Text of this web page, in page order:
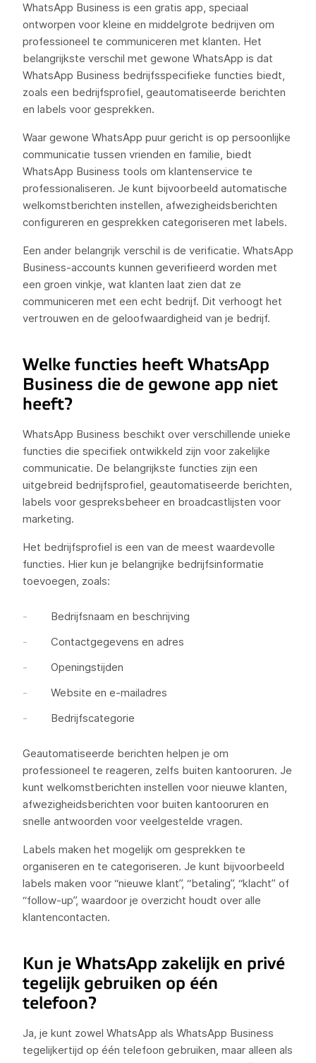
WhatsApp Business is een gratis app, speciaal
ontworpen voor kleine en middelgrote bedrijven om
professioneel te communiceren met klanten. Het
belangrijkste verschil met gewone WhatsApp is dat
WhatsApp Business bedrijfsspecifieke functies biedt,
zoals een bedrijfsprofiel, geautomatiseerde berichten
en labels voor gesprekken.
Waar gewone WhatsApp puur gericht is op persoonlijke
communicatie tussen vrienden en familie, biedt
WhatsApp Business tools om klantenservice te
professionaliseren. Je kunt bijvoorbeeld automatische
welkomstberichten instellen, afwezigheidsberichten
configureren en gesprekken categoriseren met labels.
Een ander belangrijk verschil is de verificatie. WhatsApp
Business-accounts kunnen geverifieerd worden met
een groen vinkje, wat klanten laat zien dat ze
communiceren met een echt bedrijf. Dit verhoogt het
vertrouwen en de geloofwaardigheid van je bedrijf.
Welke functies heeft WhatsApp
Business die de gewone app niet
heeft?
WhatsApp Business beschikt over verschillende unieke
functies die specifiek ontwikkeld zijn voor zakelijke
communicatie. De belangrijkste functies zijn een
uitgebreid bedrijfsprofiel, geautomatiseerde berichten,
labels voor gespreksbeheer en broadcastlijsten voor
marketing.
Het bedrijfsprofiel is een van de meest waardevolle
functies. Hier kun je belangrijke bedrijfsinformatie
toevoegen, zoals:
Bedrijfsnaam en beschrijving
Contactgegevens en adres
Openingstijden
Website en e-mailadres
Bedrijfscategorie
Geautomatiseerde berichten helpen je om
professioneel te reageren, zelfs buiten kantooruren. Je
kunt welkomstberichten instellen voor nieuwe klanten,
afwezigheidsberichten voor buiten kantooruren en
snelle antwoorden voor veelgestelde vragen.
Labels maken het mogelijk om gesprekken te
organiseren en te categoriseren. Je kunt bijvoorbeeld
labels maken voor “nieuwe klant”, “betaling”, “klacht” of
“follow-up”, waardoor je overzicht houdt over alle
klantencontacten.
Kun je WhatsApp zakelijk en privé
tegelijk gebruiken op één
telefoon?
Ja, je kunt zowel WhatsApp als WhatsApp Business
tegelijkertijd op één telefoon gebruiken, maar alleen als